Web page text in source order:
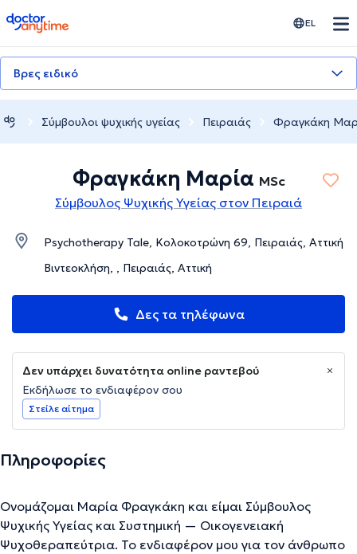
doctoranytime EL
Βρες ειδικό
Σύμβουλοι ψυχικής υγείας Πειραιάς Φραγκάκη
Φραγκάκη Μαρία MSc
Σύμβουλος Ψυχικής Υγείας στον Πειραιά
Psychotherapy Tale, Κολοκοτρώνη 69, Πειραιάς, Αττική
Βιντεοκλήση, , Πειραιάς, Αττική
Δες τα τηλέφωνα
Δεν υπάρχει δυνατότητα online ραντεβού
Εκδήλωσε το ενδιαφέρον σου
Στείλε αίτημα
Πληροφορίες
Ονομάζομαι Μαρία Φραγκάκη και είμαι Σύμβουλος
Ψυχικής Υγείας και Συστημική — Οικογενειακή
Ψυχοθεραπεύτρια. Το ενδιαφέρον μου για τον άνθρωπο